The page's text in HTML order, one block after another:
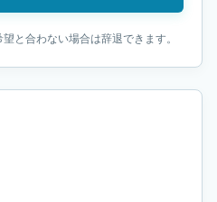
と合わない場合は辞退できます。